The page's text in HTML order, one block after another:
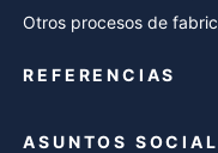
Otros procesos de
REFERENCIAS
ASUNTOS